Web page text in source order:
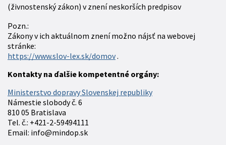
(živnostenský zákon) v znení neskorších predpisov
Pozn.:
Zákony v ich aktuálnom znení možno nájsť na webovej
stránke:
https://www.slov-lex.sk/domov.
Kontakty na ďalšie kompetentné orgány:
Ministerstvo dopravy Slovenskej republiky
Námestie slobody č. 6
810 05 Bratislava
Tel. č.: +421-2-59494111
Email: info@mindop.sk